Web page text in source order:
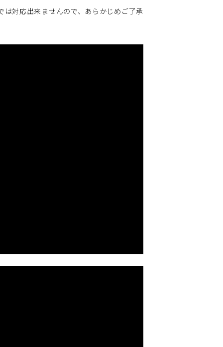
対応出来ませんので、あらかじめご了承